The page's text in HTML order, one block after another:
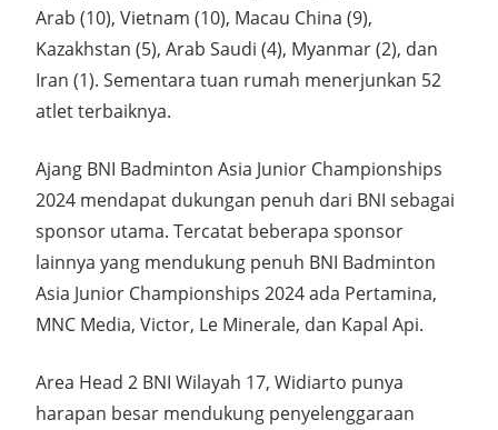
Arab (10), Vietnam (10), Macau China (9),
Kazakhstan (5), Arab Saudi (4), Myanmar (2), dan
Iran (1). Sementara tuan rumah menerjunkan 52
atlet terbaiknya.
Ajang BNI Badminton Asia Junior Championships
2024 mendapat dukungan penuh dari BNI sebagai
sponsor utama. Tercatat beberapa sponsor
lainnya yang mendukung penuh BNI Badminton
Asia Junior Championships 2024 ada Pertamina,
MNC Media, Victor, Le Minerale, dan Kapal Api.
Area Head 2 BNI Wilayah 17, Widiarto punya
harapan besar mendukung penyelenggaraan